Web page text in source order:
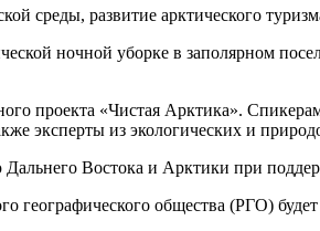
среды, развитие арктического
ночной уборке в заполярном
проекта «Чистая Арктика».
эксперты из экологических и
Востока и Арктики при
географического общества (РГО)